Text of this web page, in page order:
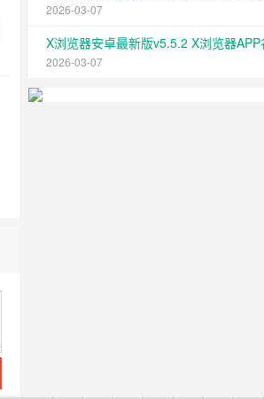
2026-03-07
X浏览器安卓最新版v5.5.2 X浏览器APP
2026-03-07